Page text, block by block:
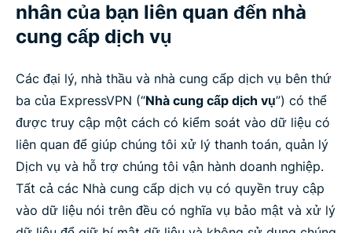
nhân của bạn liên quan đến nhà
cung cấp dịch vụ
Các đại lý, nhà thầu và nhà cung cấp dịch vụ bên thứ
ba của ExpressVPN (“Nhà cung cấp dịch vụ”) có thể
được truy cập một cách có kiểm soát vào dữ liệu có
liên quan để giúp chúng tôi xử lý thanh toán, quản lý
Dịch vụ và hỗ trợ chúng tôi vận hành doanh nghiệp.
Tất cả các Nhà cung cấp dịch vụ có quyền truy cập
vào dữ liệu nói trên đều có nghĩa vụ bảo mật và xử lý